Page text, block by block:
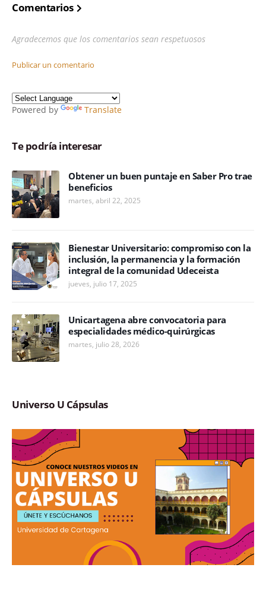
Comentarios
Agradecemos que los comentarios sean respetuosos
Publicar un comentario
Powered by Translate
Te podría interesar
Obtener un buen puntaje en Saber Pro trae
beneficios
martes, abril 22, 2025
Bienestar Universitario: compromiso con la
inclusión, la permanencia y la formación
integral de la comunidad Udeceista
jueves, julio 17, 2025
Unicartagena abre convocatoria para
especialidades médico-quirúrgicas
martes, julio 28, 2026
Universo U Cápsulas